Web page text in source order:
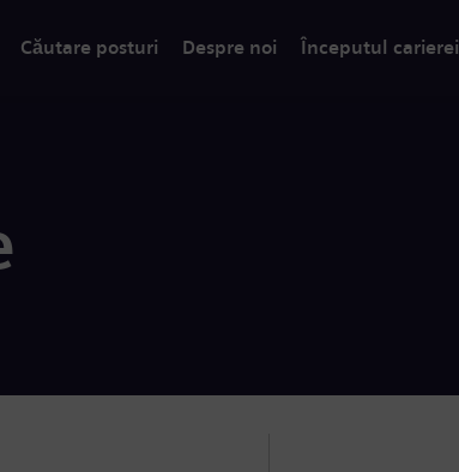
Căutare posturi Despre noi Începutul carierei